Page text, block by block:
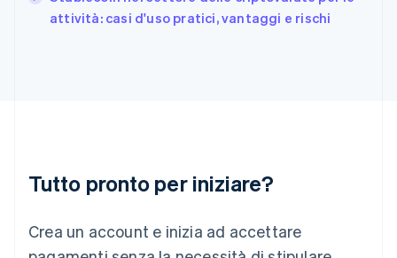
attività: casi d'uso pratici, vantaggi e rischi
Tutto pronto per iniziare?
Crea un account e inizia ad accettare
India
Lituania
Lussemburgo
Deutsch English